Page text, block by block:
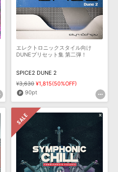
エレクトロニックスタイル向け
DUNEプリセット集 第二弾！
SPICE2 DUNE 2
¥3,630 ¥1,815(50%OFF)
90pt